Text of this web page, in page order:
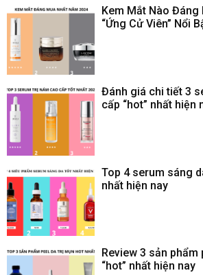
Kem Mắt Nào Đáng
“Ứng Cử Viên” Nổi
Đánh giá chi tiết 3
cấp “hot” nhất hiện
Top 4 serum sáng
nhất hiện nay
Review 3 sản phẩm
“hot” nhất hiện nay